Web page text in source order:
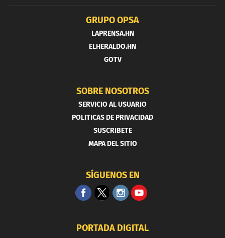
GRUPO OPSA
LAPRENSA.HN
ELHERALDO.HN
GOTV
SOBRE NOSOTROS
SERVICIO AL USUARIO
POLITICAS DE PRIVACIDAD
SUSCRIBETE
MAPA DEL SITIO
SÍGUENOS EN
PORTADA DIGITAL